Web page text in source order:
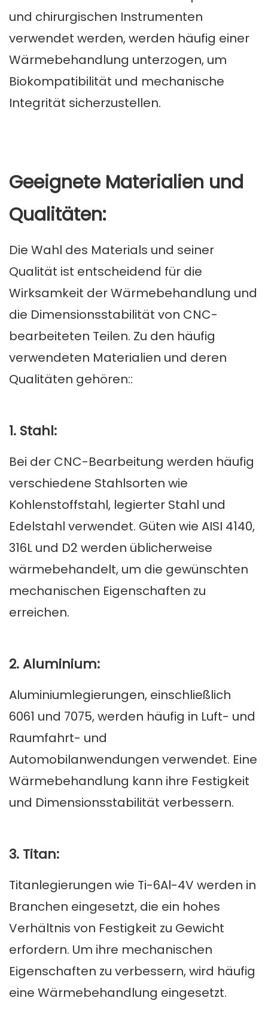
und chirurgischen Instrumenten
verwendet werden, werden häufig einer
Wärmebehandlung unterzogen, um
Biokompatibilität und mechanische
Integrität sicherzustellen.
Geeignete Materialien und
Qualitäten:
Die Wahl des Materials und seiner
Qualität ist entscheidend für die
Wirksamkeit der Wärmebehandlung und
die Dimensionsstabilität von CNC-
bearbeiteten Teilen. Zu den häufig
verwendeten Materialien und deren
Qualitäten gehören::
1. Stahl:
Bei der CNC-Bearbeitung werden häufig
verschiedene Stahlsorten wie
Kohlenstoffstahl, legierter Stahl und
Edelstahl verwendet. Güten wie AISI 4140,
316L und D2 werden üblicherweise
wärmebehandelt, um die gewünschten
mechanischen Eigenschaften zu
erreichen.
2. Aluminium:
Aluminiumlegierungen, einschließlich
6061 und 7075, werden häufig in Luft- und
Raumfahrt- und
Automobilanwendungen verwendet. Eine
Wärmebehandlung kann ihre Festigkeit
und Dimensionsstabilität verbessern.
3. Titan:
Titanlegierungen wie Ti-6Al-4V werden in
Branchen eingesetzt, die ein hohes
Verhältnis von Festigkeit zu Gewicht
erfordern. Um ihre mechanischen
Eigenschaften zu verbessern, wird häufig
eine Wärmebehandlung eingesetzt.